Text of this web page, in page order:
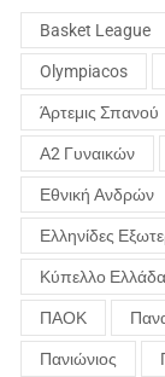
Basket League
Olympiacos
Άρτεμις Σπανού
Α2 Γυναικών
Εθνική Ανδρών
Ελληνίδες
Κύπελλο
ΠΑΟΚ
Πανιώνιος